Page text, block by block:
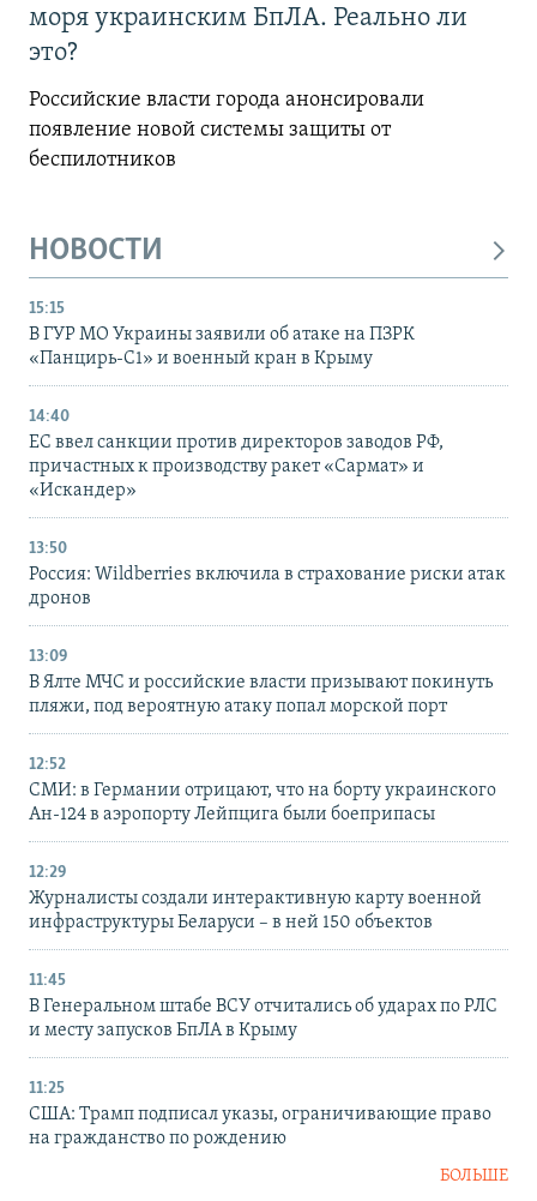
моря украинским БпЛА. Реально ли
это?
Российские власти города анонсировали
появление новой системы защиты от
беспилотников
НОВОСТИ
15:15
В ГУР МО Украины заявили об атаке на ПЗРК
«Панцирь-С1» и военный кран в Крыму
14:40
ЕС ввел санкции против директоров заводов РФ,
причастных к производству ракет «Сармат» и
«Искандер»
13:50
Россия: Wildberries включила в страхование риски атак
дронов
13:09
В Ялте МЧС и российские власти призывают покинуть
пляжи, под вероятную атаку попал морской порт
12:52
СМИ: в Германии отрицают, что на борту украинского
Ан-124 в аэропорту Лейпцига были боеприпасы
12:29
Журналисты создали интерактивную карту военной
инфраструктуры Беларуси – в ней 150 объектов
11:45
В Генеральном штабе ВСУ отчитались об ударах по РЛС
и месту запусков БпЛА в Крыму
11:25
США: Трамп подписал указы, ограничивающие право
на гражданство по рождению
БОЛЬШЕ